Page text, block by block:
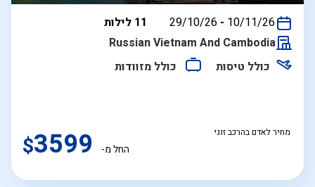
בין
29/10/26 - 10/11/26
11 לילות
Russian Vietnam And Cambodia
כולל טיסות
כולל מזוודות
מחיר לאדם בהרכב זוגי
החל מ- $3599